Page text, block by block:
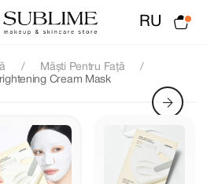
RU
Măști Pentru Față
Cream Mask